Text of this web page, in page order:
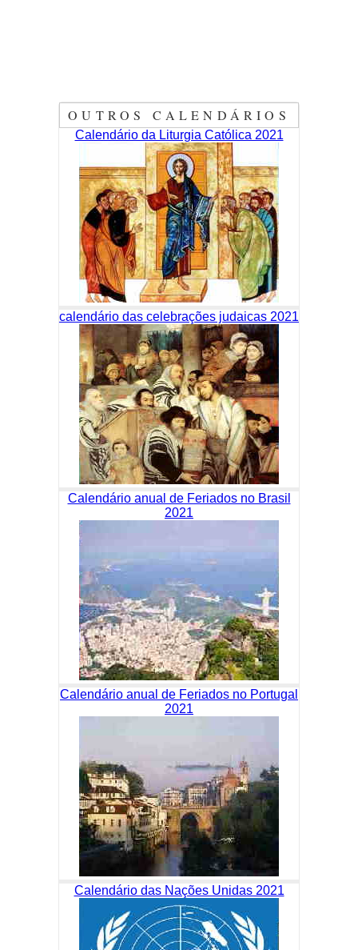
OUTROS CALENDÁRIOS
Calendário da Liturgia Católica 2021
calendário das celebrações judaicas 2021
Calendário anual de Feriados no Brasil
2021
Calendário anual de Feriados no Portugal
2021
Calendário das Nações Unidas 2021